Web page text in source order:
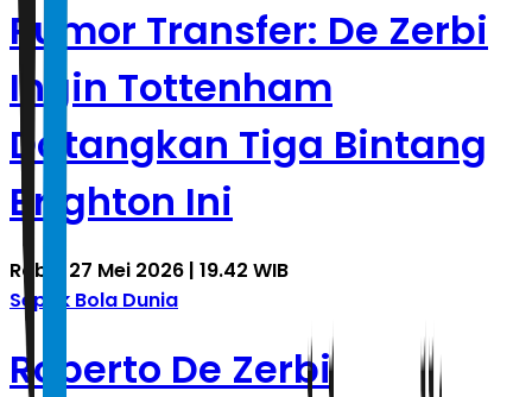
Rumor Transfer: De Zerbi
Ingin Tottenham
Datangkan Tiga Bintang
Brighton Ini
Rabu, 27 Mei 2026 | 19.42 WIB
Sepak Bola Dunia
Roberto De Zerbi